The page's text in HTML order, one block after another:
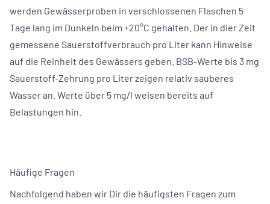
werden Gewässerproben in verschlossenen Flaschen 5
Tage lang im Dunkeln beim +20°C gehalten. Der in dier Zeit
gemessene Sauerstoffverbrauch pro Liter kann Hinweise
auf die Reinheit des Gewässers geben. BSB-Werte bis 3 mg
Sauerstoff-Zehrung pro Liter zeigen relativ sauberes
Wasser an. Werte über 5 mg/l weisen bereits auf
Belastungen hin.
Häufige Fragen
Nachfolgend haben wir Dir die häufigsten Fragen zum